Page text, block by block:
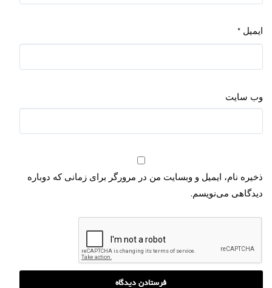
ایمیل *
وب‌ سایت
ذخیره نام، ایمیل و وبسایت من در مرورگر برای زمانی که دوباره
دیدگاهی می‌نویسم.